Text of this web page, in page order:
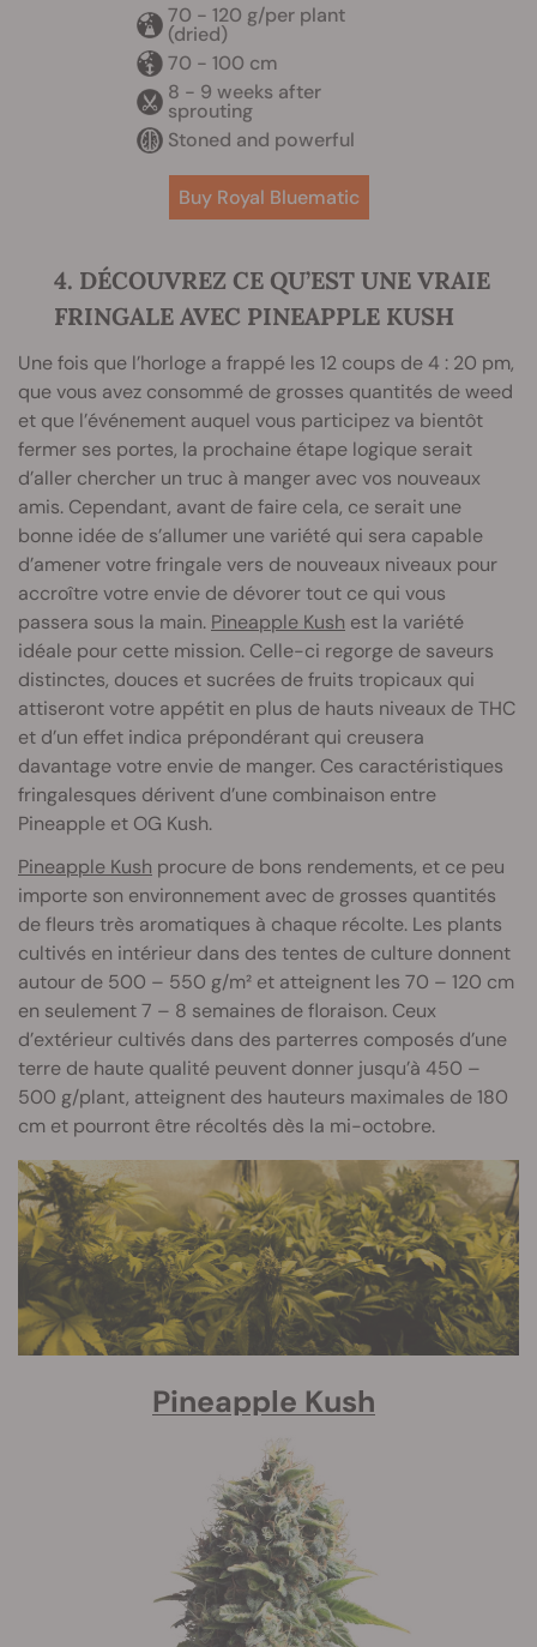
70 - 120 g/per plant
(dried)
70 - 100 cm
8 - 9 weeks after
sprouting
Stoned and powerful
Buy Royal Bluematic
4. DÉCOUVREZ CE QU’EST UNE VRAIE
FRINGALE AVEC PINEAPPLE KUSH
Une fois que l’horloge a frappé les 12 coups de 4 : 20 pm,
que vous avez consommé de grosses quantités de weed
et que l’événement auquel vous participez va bientôt
fermer ses portes, la prochaine étape logique serait
d’aller chercher un truc à manger avec vos nouveaux
amis. Cependant, avant de faire cela, ce serait une
bonne idée de s’allumer une variété qui sera capable
d’amener votre fringale vers de nouveaux niveaux pour
accroître votre envie de dévorer tout ce qui vous
passera sous la main. Pineapple Kush est la variété
idéale pour cette mission. Celle-ci regorge de saveurs
distinctes, douces et sucrées de fruits tropicaux qui
attiseront votre appétit en plus de hauts niveaux de THC
et d’un effet indica prépondérant qui creusera
davantage votre envie de manger. Ces caractéristiques
fringalesques dérivent d’une combinaison entre
Pineapple et OG Kush.
Pineapple Kush procure de bons rendements, et ce peu
importe son environnement avec de grosses quantités
de fleurs très aromatiques à chaque récolte. Les plants
cultivés en intérieur dans des tentes de culture donnent
autour de 500 – 550 g/m² et atteignent les 70 – 120 cm
en seulement 7 – 8 semaines de floraison. Ceux
d’extérieur cultivés dans des parterres composés d’une
terre de haute qualité peuvent donner jusqu’à 450 –
500 g/plant, atteignent des hauteurs maximales de 180
cm et pourront être récoltés dès la mi-octobre.
Pineapple Kush